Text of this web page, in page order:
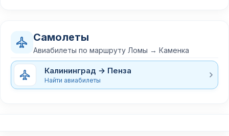
Самолеты
Авиабилеты по маршруту Ломы → Каменка
Калининград → Пенза
Найти авиабилеты